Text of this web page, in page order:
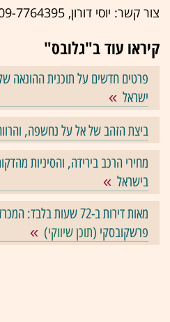
צור קשר: יוסי דורון, 09-7764395
קיראו עוד ב"גלובס"
פרטים חדשים על תוכנית ההונאה
ישראל
ביצת הזהב של אל על נחשפה,
מחירי הרכב בירידה, והסיניות
בישראל
מאות דירות ב-72 שעות
פרשקובסקי (תוכן שיווקי)